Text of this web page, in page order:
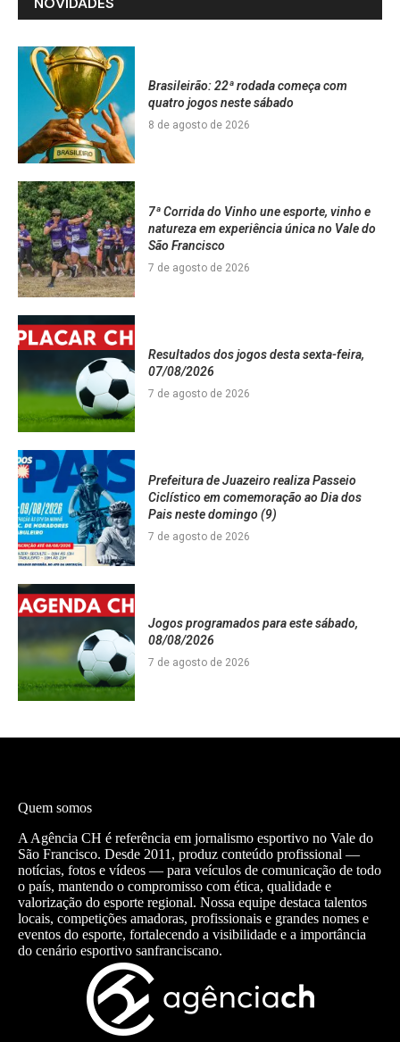
Brasileirão: 22ª rodada começa com
quatro jogos neste sábado
8 de agosto de 2026
7ª Corrida do Vinho une esporte, vinho e
natureza em experiência única no Vale do
São Francisco
7 de agosto de 2026
Resultados dos jogos desta sexta-feira,
07/08/2026
7 de agosto de 2026
Prefeitura de Juazeiro realiza Passeio
Ciclístico em comemoração ao Dia dos
Pais neste domingo (9)
7 de agosto de 2026
Jogos programados para este sábado,
08/08/2026
7 de agosto de 2026
Quem somos
A Agência CH é referência em jornalismo esportivo no Vale do
São Francisco. Desde 2011, produz conteúdo profissional —
notícias, fotos e vídeos — para veículos de comunicação de todo
o país, mantendo o compromisso com ética, qualidade e
valorização do esporte regional. Nossa equipe destaca talentos
locais, competições amadoras, profissionais e grandes nomes e
eventos do esporte, fortalecendo a visibilidade e a importância
do cenário esportivo sanfranciscano.